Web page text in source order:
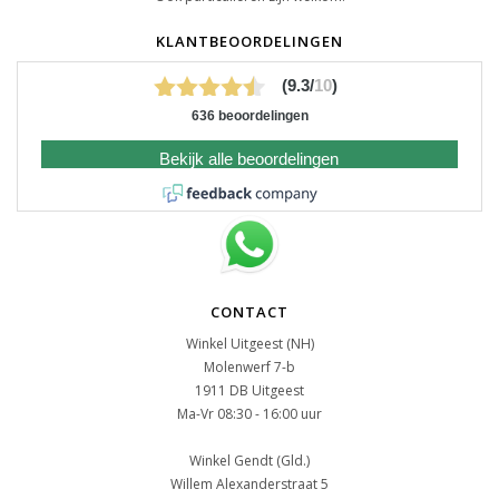
KLANTBEOORDELINGEN
(9.3/10)
636 beoordelingen
Bekijk alle beoordelingen
CONTACT
Winkel Uitgeest (NH)
Molenwerf 7-b
1911 DB Uitgeest
Ma-Vr 08:30 - 16:00 uur
Winkel Gendt (Gld.)
Willem Alexanderstraat 5